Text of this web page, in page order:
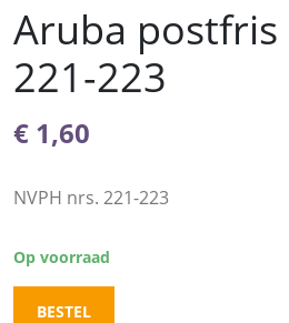
Aruba postfris
221-223
€ 1,60
NVPH nrs. 221-223
Op voorraad
BESTEL